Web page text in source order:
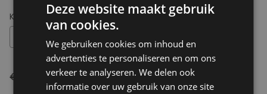
Kies uw maat:S
€ 49,90 € 34,93
Deze website maakt gebruik
van cookies.
We gebruiken cookies om inhoud en
advertenties te personaliseren en om ons
verkeer te analyseren. We delen ook
informatie over uw gebruik van onze site